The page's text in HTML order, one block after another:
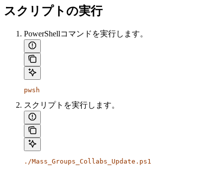
スクリプトの実行
PowerShellコマンドを実行します。
pwsh
スクリプトを実行します。
./Mass_Groups_Collabs_Update.ps1